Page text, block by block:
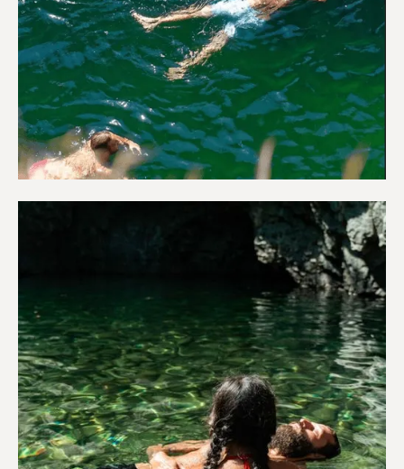
Περιπέτεια & Ύπαιθρο